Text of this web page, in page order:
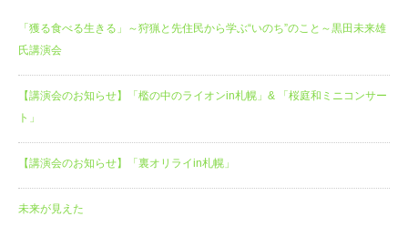
「獲る食べる生きる」～狩猟と先住民から学ぶ“いのち”のこと～黒田未来雄
氏講演会
【講演会のお知らせ】「檻の中のライオンin札幌」& 「桜庭和ミニコンサー
ト」
【講演会のお知らせ】「裏オリライin札幌」
未来が見えた